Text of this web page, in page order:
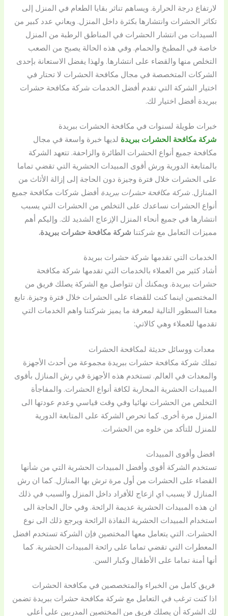
لارتفاع درجة الحرارة. ويساهم تناثر بقايا الطعام في المنزل إلى
تكاثر الحشرات وانتشارها بكثرة داخل المنزل. ويعاني عدد كبير من
السيدات من انتشار الحشرات في المناطق الرطبة من المنزل
خاصة في المطبخ والحمام. وفي هذه الحالة يصبح من الصعب
التخلص منها والقضاء على انتشارها. ولهذا يفضل الاستعانة بإحدى
الشركات المتخصصة في مجال مكافحة الحشرات لا تحتار في
اختيار الشركة التي تقدم أفضل الخدمات شركة مكافحة حشرات
ببريدة أفضل اختيار لك.
خبرات طويلة لسنوات في مكافحة الحشرات ببريدة
شركة مكافحة الحشرات ببريدة لديها خبرة واسعة في مجال
مكافحة جميع أنواع الحشرات الطائرة والزاحفة. تتعهد الشركة
بالمتابعة الدورية ورش أقوى المبيدات الحشرية التي تقضي تماما
على الحشرات خلال فترة وجيزة دون الحاجة إلى إزالة الأثاث من
المنازل.شركة مكافحة حشرات ببريدة أفضل شركات مكافحة جميع
أنواع الحشرات نساعدك على التخلص من الحشرات التي يسبب
انتشارها في جميع أنحاء المنزل الإزعاج الشديد لك. وإليكم أهم
مميزات التعامل مع شركتنا شركة مكافحة حشرات ببريدة.
الخدمات التي تقدمها شركة حشرات ببريدة
أشاد كثير من العملاء بالخدمات التي تقدمها شركة مكافحة
حشرات ببريدة. ويمكنك أن تتواصل مع الشركة يصلك فريق من
المختصين اينما كنت للقضاء على الحشرات خلال فترة وجيزة. تابع
معنا السطور التالية لمعرفة ما يميز شركتنا واهم الخدمات التي
تقدمها للعملاء وهي كالاتي:
معدات ووسائل حديثة لمكافحة الحشرات
تملك شركة مكافحة حشرات ببريدة مجموعة من أحدث الأجهزة
والمعدات في العالم. تستخدم هذه الأجهزة في رش المنازل بأقوى
المبيدات الحشرية المحاربة لكافة أنواع الحشرات. والمفاجأة
التخلص من الحشرات نهائيا وفي وقت قياسي وعدم عودتها الى
المنزل مرة أخرى. كما تحرص الشركة على المتابعة الدورية
للمنزل للتأكد من خلوه من الحشرات.
افضل وأقوى المبيدات
تستخدم الشركة أقوى وأفضل المبيدات الحشرية التي من شأنها
القضاء على الحشرات من أول مرة ترش بها المنازل. كما ان رش
المنازل لا يسبب اي ازعاج للأفراد داخل المنزل والسبب في ذلك
ان هذه المبيدات الحشرية عديمة الرائحة. وفي حال الحاجة الى
استخدام المبيدات الحشرية النفاذة الرائحة ويرجع ذلك الى نوع
الحشرات. التي يتعامل معها المختصين فإن الشركة تستخدم افضل
المعطرات التي تقضي تماما على رائحة المبيدات الحشرية. كما
أنها أمنة تماما على الأطفال وكبار السن.
فريق كامل من الخبراء والمتخصصين في مكافحة الحشرات
اذا كنت ترغب في التعامل مع شركة مكافحة حشرات ببريدة تضمن
لك الشركة أن يصلك فريق من المختصين المدربين على أعلى